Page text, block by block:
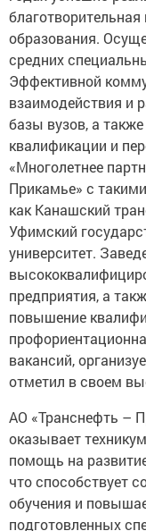
образования.
средних
Эффективной
взаимодействия и
базы вузов, а
квалификации и
«Многолетнее
Прикамье» с
как Канашский
Уфимский
университет.
предприятия, а
повышение
вакансий,
отметил в своем
АО «Транснефть –
оказывает
помощь на
что способствует
обучения и
подготовленных